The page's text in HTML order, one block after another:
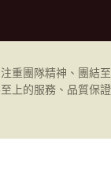
重團隊精神、團結至
上的服務、品質保證